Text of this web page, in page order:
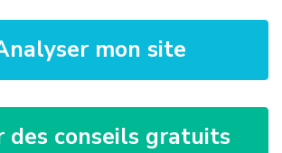
mon site
des conseils gratuits